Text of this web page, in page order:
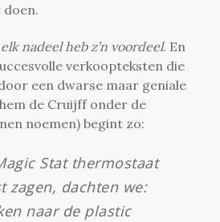
elk nadeel heb z’n voordeel. En
verkoopteksten die
een dwarse maar geniale
de Cruijff onder de
noemen) begint zo:
Stat thermostaat
zagen, dachten we:
naar de plastic